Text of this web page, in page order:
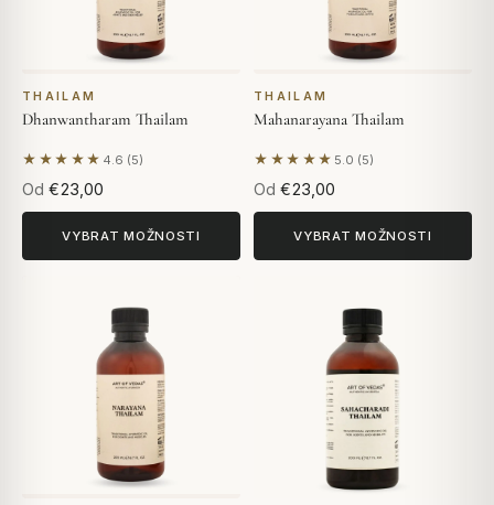
THAILAM
Dhanwantharam Thailam
★★★★★ 4.6 (5)
Na základě 5 hodnocení
Od €23,00
VYBRAT MOŽNOSTI
THAILAM
Mahanarayana Thailam
★★★★★ 5.0 (5)
Na základě 5 hodnocení
Od €23,00
VYBRAT MOŽNOSTI